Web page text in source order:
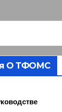
О ТФОМС